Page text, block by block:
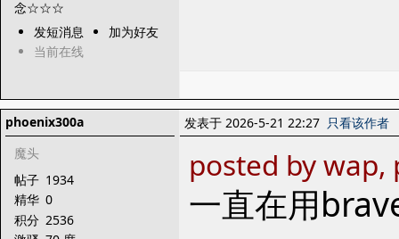
发短消息
加为好友
当前在线
phoenix300a
魔头
帖子 1934
精华 0
积分 2536
发表于 2026-5-21 22:27 只看该作者
posted by
一直在用